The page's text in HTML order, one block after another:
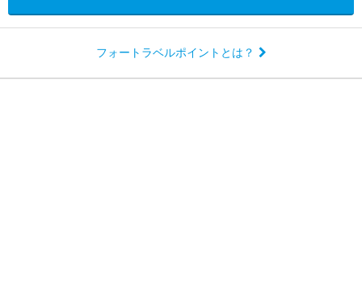
フォートラベルポイントとは？